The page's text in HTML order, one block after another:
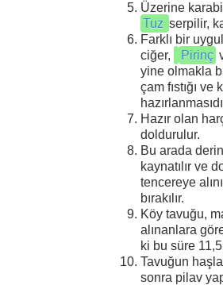
Üzerine
Tuz serpilir,
Farklı bir
ciğer,
Pirinç
yine olmakla
çam fıstığı ve
Hazır olan
doldurulur.
Bu arada
kaynatılır ve
tencereye
bırakılır.
Köy tavuğu,
alınanlara
ki bu süre
Tavuğun
sonra pilav